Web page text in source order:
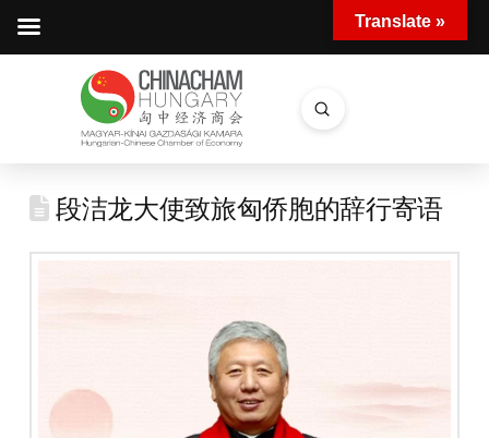
Search
Submit
段洁龙大使致旅匈侨胞的辞行寄语
Translate »